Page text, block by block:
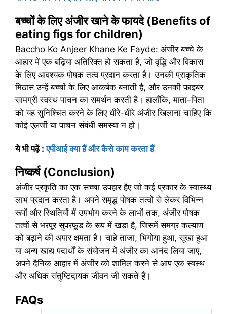
बच्चों के लिए अंजीर खाने के फायदे (Benefits of
eating figs for children)
Baccho Ko Anjeer Khane Ke Fayde: अंजीर बच्चे के
आहार में एक बढ़िया अतिरिक्त हो सकता है, जो वृद्धि और विकास
के लिए आवश्यक पोषक तत्व प्रदान करता है। उनकी प्राकृतिक
मिठास उन्हें बच्चों के लिए आकर्षक बनाती है, और उनकी फाइबर
सामग्री स्वस्थ पाचन का समर्थन करती है। हालाँकि, माता-पिता
को यह सुनिश्चित करने के लिए धीरे-धीरे अंजीर खिलाना चाहिए कि
कोई एलर्जी या पाचन संबंधी समस्या न हो।
ये भी पढ़ें:एपीआई क्या हैं और कैसे काम करता हैं
निष्कर्ष (Conclusion)
अंजीर प्रकृति का एक सच्चा उपहार हैए जो कई प्रकार के स्वास्थ्य
लाभ प्रदान करता है। अपने समृद्ध पोषक तत्वों से लेकर विभिन्न
रूपों और स्थितियों में उपभोग करने के लाभों तक, अंजीर पोषक
तत्वों से भरपूर सुपरफूड के रूप में खड़ा है, जिसमें समग्र कल्याण
को बढ़ाने की अपार क्षमता है। चाहे ताजा, भिगोया हुआ, सूखा हुआ
या अन्य खाद्य पदार्थों के संयोजन में अंजीर का आनंद लिया जाए,
अपने दैनिक आहार में अंजीर को शामिल करने से आप एक स्वस्थ
और अधिक संतुष्टिदायक जीवन जी सकते हैं।
FAQs